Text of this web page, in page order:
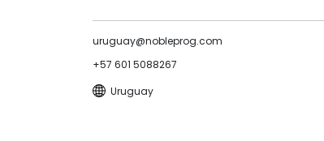
uruguay@nobleprog.com
+57 601 5088267
Uruguay